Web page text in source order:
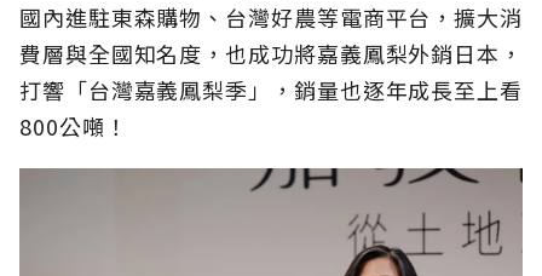
國內進駐東森購物、台灣好農等電商平台，擴大消
費層與全國知名度，也成功將嘉義鳳梨外銷日本，
打響「台灣嘉義鳳梨季」，銷量也逐年成長至上看
800公噸！